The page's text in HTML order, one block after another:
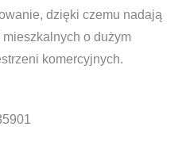
dzięki czemu nadają
o dużym
komercyjnych.